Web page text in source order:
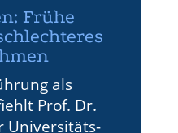
Frühe
als
Prof. Dr.
Universitäts-